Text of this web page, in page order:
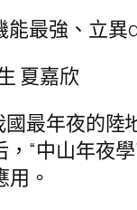
能最強、立異
夏嘉欣
最年夜的陸
“中山年夜
用。